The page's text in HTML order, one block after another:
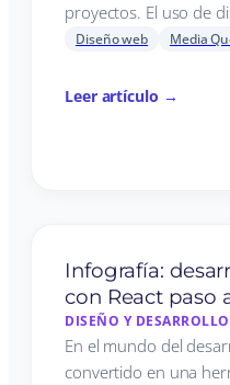
proyectos. El uso de
Diseño web Media
Leer artículo →
Infografía:
con React paso
DISEÑO Y
En el mundo del
convertido en una